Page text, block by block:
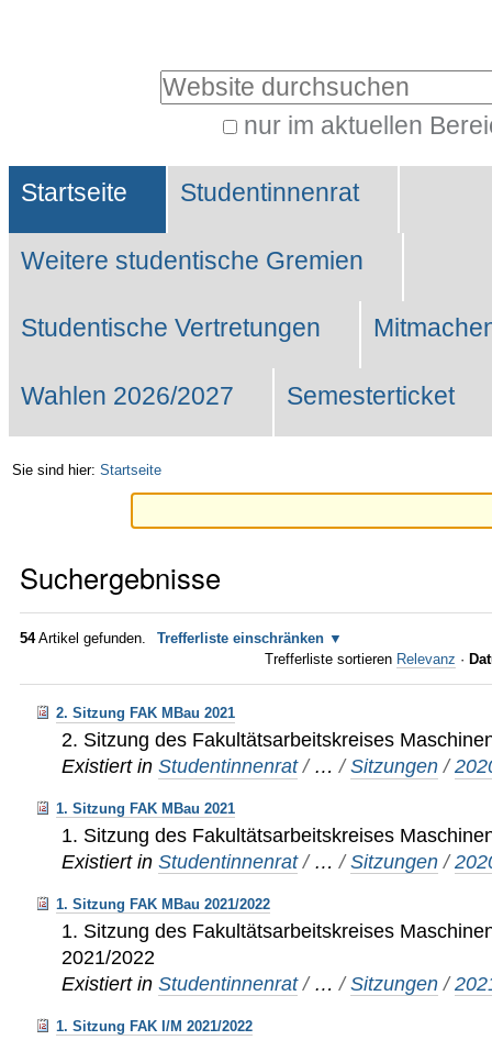
Website durchsuchen
nur im aktuellen
Suche…
Sektionen
Startseite Studentinnenrat
Weitere studentische Gremien
Studentische Vertretungen
Wahlen 2026/2027 Semesterticket
Sie sind hier: Startseite
Suchergebnisse
54Artikel gefunden.
Trefferliste einschränken
Trefferliste sortieren Relevanz ·
2. Sitzung FAK MBau 2021
2. Sitzung des Fakultätsarbeitskreises
Existiert in Studentinnenrat / …/Sitzungen /
1. Sitzung FAK MBau 2021
1. Sitzung des Fakultätsarbeitskreises
Existiert in Studentinnenrat / …/Sitzungen /
1. Sitzung FAK MBau 2021/2022
1. Sitzung des Fakultätsarbeitskreises
2021/2022
Existiert in Studentinnenrat / …/Sitzungen /
1. Sitzung FAK I/M 2021/2022